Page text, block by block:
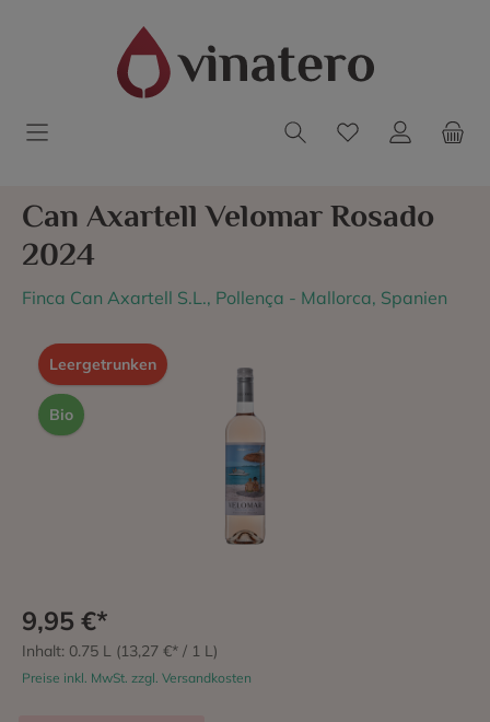
Can Axartell Velomar Rosado
2024
Finca Can Axartell S.L., Pollença - Mallorca, Spanien
Leergetrunken
Bio
9,95 €*
Inhalt: 0.75 L (13,27 €* / 1 L)
Preise inkl. MwSt. zzgl. Versandkosten